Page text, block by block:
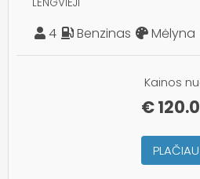
4 Benzinas Mėlyna
Kainos
€
PLAČIAU